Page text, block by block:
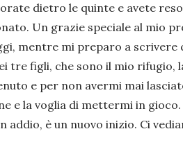
dietro le quinte e avete
Un grazie speciale al mio
mentre mi preparo a scrivere
figli, che sono il mio
e per non avermi mai
e la voglia di mettermi in
è un nuovo inizio. Ci